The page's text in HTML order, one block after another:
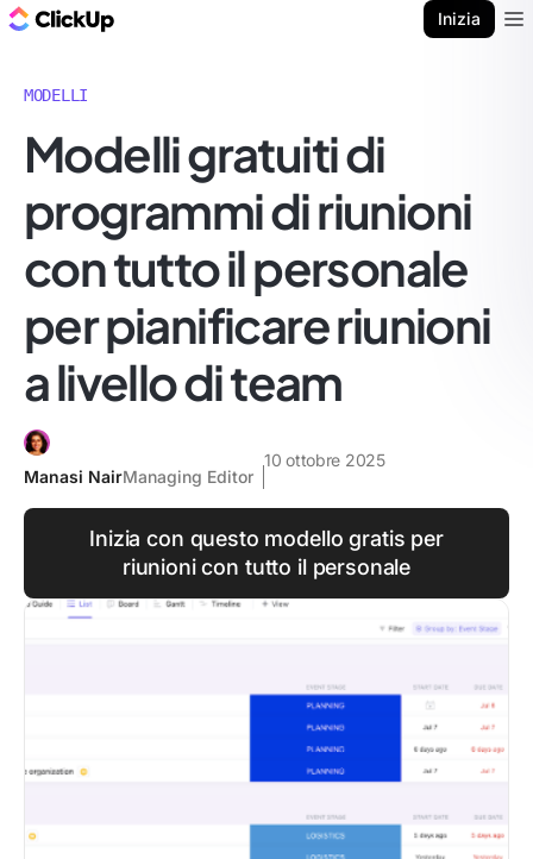
Inizia
MODELLI
Modelli gratuiti di
programmi di riunioni
con tutto il personale
per pianificare riunioni
a livello di team
Manasi NairManaging Editor
10 ottobre 2025
Inizia con questo modello gratis per
riunioni con tutto il personale